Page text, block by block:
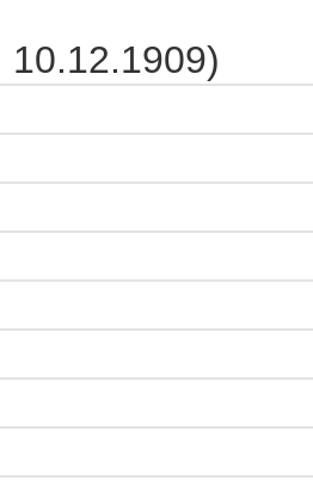
10.12.1909)